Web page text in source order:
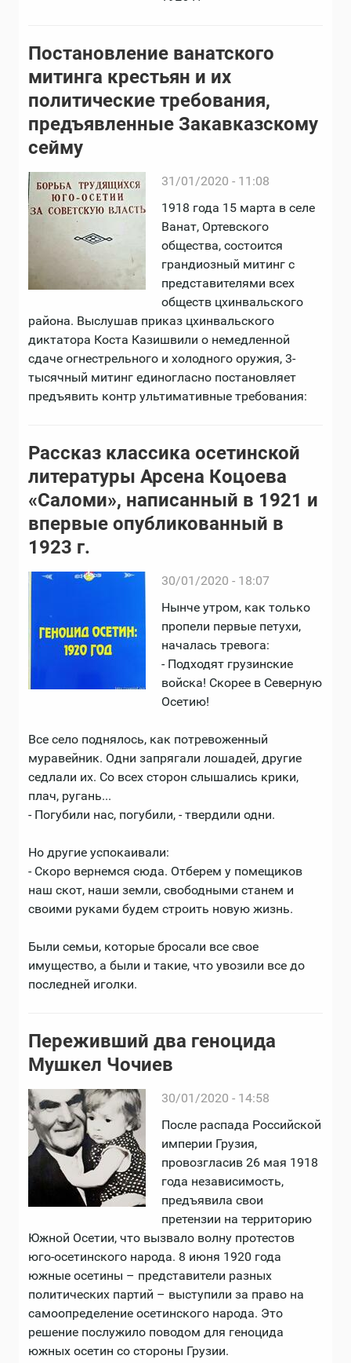
Постановление ванатского
митинга крестьян и их
политические требования,
предъявленные Закавказскому
сейму
31/01/2020 - 11:08
1918 года 15 марта в селе
Ванат, Ортевского
общества, состоится
грандиозный митинг с
представителями всех
обществ цхинвальского
района. Выслушав приказ цхинвальского
диктатора Коста Казишвили о немедленной
сдаче огнестрельного и холодного оружия, 3-
тысячный митинг единогласно постановляет
предъявить контр ультимативные требования:
Рассказ классика осетинской
литературы Арсена Коцоева
«Саломи», написанный в 1921 и
впервые опубликованный в
1923 г.
30/01/2020 - 18:07
Нынче утром, как только
пропели первые петухи,
началась тревога:
- Подходят грузинские
войска! Скорее в Северную
Осетию!
Все село поднялось, как потревоженный
муравейник. Одни запрягали лошадей, другие
седлали их. Со всех сторон слышались крики,
плач, ругань...
- Погубили нас, погубили, - твердили одни.
Но другие успокаивали:
- Скоро вернемся сюда. Отберем у помещиков
наш скот, наши земли, свободными станем и
своими руками будем строить новую жизнь.
Были семьи, которые бросали все свое
имущество, а были и такие, что увозили все до
последней иголки.
Переживший два геноцида
Мушкел Чочиев
30/01/2020 - 14:58
После распада Российской
империи Грузия,
провозгласив 26 мая 1918
года независимость,
предъявила свои
претензии на территорию
Южной Осетии, что вызвало волну протестов
юго-осетинского народа. 8 июня 1920 года
южные осетины – представители разных
политических партий – выступили за право на
самоопределение осетинского народа. Это
решение послужило поводом для геноцида
южных осетин со стороны Грузии.